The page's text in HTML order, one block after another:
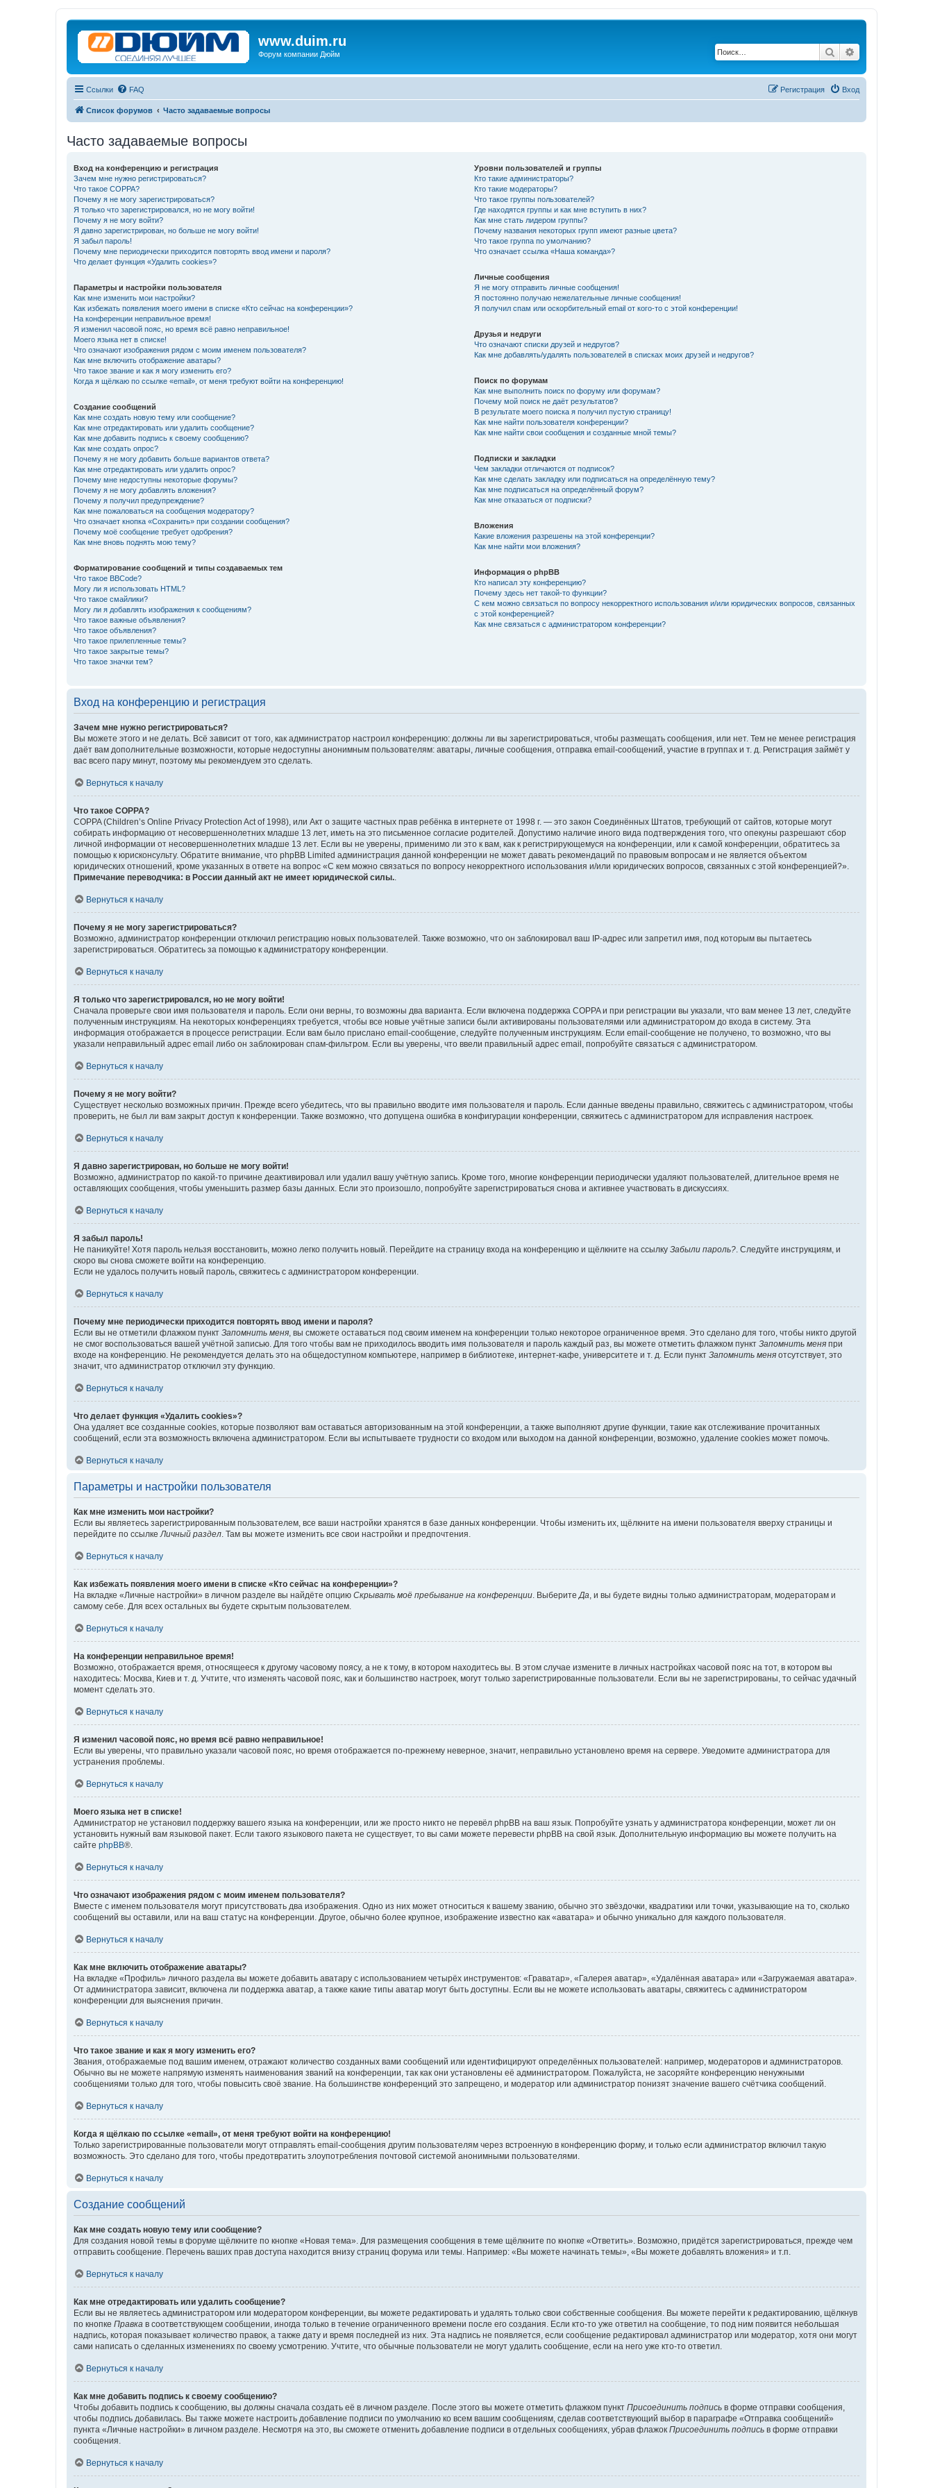
www.duim.ru
Форум компании Дюйм Поиск
Ссылки FAQ Вход
Регистрация
Список форумов Часто задаваемые вопросы
Часто задаваемые вопросы
Вход на конференцию и регистрация
Зачем мне нужно регистрироваться?
Что такое COPPA?
Почему я не могу зарегистрироваться?
Я только что зарегистрировался, но не могу войти!
Почему я не могу войти?
Я давно зарегистрирован, но больше не могу войти!
Я забыл пароль!
Почему мне периодически приходится повторять ввод имени и пароля?
Что делает функция «Удалить cookies»?
Параметры и настройки пользователя
Как мне изменить мои настройки?
Как избежать появления моего имени в списке «Кто сейчас на конференции»?
На конференции неправильное время!
Я изменил часовой пояс, но время всё равно неправильное!
Моего языка нет в списке!
Что означают изображения рядом с моим именем пользователя?
Как мне включить отображение аватары?
Что такое звание и как я могу изменить его?
Когда я щёлкаю по ссылке «email», от меня требуют войти на конференцию!
Создание сообщений
Как мне создать новую тему или сообщение?
Как мне отредактировать или удалить сообщение?
Как мне добавить подпись к своему сообщению?
Как мне создать опрос?
Почему я не могу добавить больше вариантов ответа?
Как мне отредактировать или удалить опрос?
Почему мне недоступны некоторые форумы?
Почему я не могу добавлять вложения?
Почему я получил предупреждение?
Как мне пожаловаться на сообщения модератору?
Что означает кнопка «Сохранить» при создании сообщения?
Почему моё сообщение требует одобрения?
Как мне вновь поднять мою тему?
Форматирование сообщений и типы создаваемых тем
Что такое BBCode?
Могу ли я использовать HTML?
Что такое смайлики?
Могу ли я добавлять изображения к сообщениям?
Что такое важные объявления?
Что такое объявления?
Что такое прилепленные темы?
Что такое закрытые темы?
Что такое значки тем?
Уровни пользователей и группы
Кто такие администраторы?
Кто такие модераторы?
Что такое группы пользователей?
Где находятся группы и как мне вступить в них?
Как мне стать лидером группы?
Почему названия некоторых групп имеют разные цвета?
Что такое группа по умолчанию?
Что означает ссылка «Наша команда»?
Личные сообщения
Я не могу отправить личные сообщения!
Я постоянно получаю нежелательные личные сообщения!
Я получил спам или оскорбительный email от кого-то с этой конференции!
Друзья и недруги
Что означают списки друзей и недругов?
Как мне добавлять/удалять пользователей в списках моих друзей и недругов?
Поиск по форумам
Как мне выполнить поиск по форуму или форумам?
Почему мой поиск не даёт результатов?
В результате моего поиска я получил пустую страницу!
Как мне найти пользователя конференции?
Как мне найти свои сообщения и созданные мной темы?
Подписки и закладки
Чем закладки отличаются от подписок?
Как мне сделать закладку или подписаться на определённую тему?
Как мне подписаться на определённый форум?
Как мне отказаться от подписки?
Вложения
Какие вложения разрешены на этой конференции?
Как мне найти мои вложения?
Информация о phpBB
Кто написал эту конференцию?
Почему здесь нет такой-то функции?
С кем можно связаться по вопросу некорректного использования и/или юридических вопросов, связанных
с этой конференцией?
Как мне связаться с администратором конференции?
Вход на конференцию и регистрация
Зачем мне нужно регистрироваться?
Вы можете этого и не делать. Всё зависит от того, как администратор настроил конференцию: должны ли вы зарегистрироваться, чтобы размещать сообщения, или нет. Тем не менее регистрация
даёт вам дополнительные возможности, которые недоступны анонимным пользователям: аватары, личные сообщения, отправка email-сообщений, участие в группах и т. д. Регистрация займёт у
вас всего пару минут, поэтому мы рекомендуем это сделать.
Вернуться к началу
Что такое COPPA?
COPPA (Children’s Online Privacy Protection Act of 1998), или Акт о защите частных прав ребёнка в интернете от 1998 г. — это закон Соединённых Штатов, требующий от сайтов, которые могут
собирать информацию от несовершеннолетних младше 13 лет, иметь на это письменное согласие родителей. Допустимо наличие иного вида подтверждения того, что опекуны разрешают сбор
личной информации от несовершеннолетних младше 13 лет. Если вы не уверены, применимо ли это к вам, как к регистрирующемуся на конференции, или к самой конференции, обратитесь за
помощью к юрисконсульту. Обратите внимание, что phpBB Limited администрация данной конференции не может давать рекомендаций по правовым вопросам и не является объектом
юридических отношений, кроме указанных в ответе на вопрос «С кем можно связаться по вопросу некорректного использования и/или юридических вопросов, связанных с этой конференцией?».
Примечание переводчика: в России данный акт не имеет юридической силы.
Вернуться к началу
Почему я не могу зарегистрироваться?
Возможно, администратор конференции отключил регистрацию новых пользователей. Также возможно, что он заблокировал ваш IP-адрес или запретил имя, под которым вы пытаетесь
зарегистрироваться. Обратитесь за помощью к администратору конференции.
Вернуться к началу
Я только что зарегистрировался, но не могу войти!
Сначала проверьте свои имя пользователя и пароль. Если они верны, то возможны два варианта. Если включена поддержка COPPA и при регистрации вы указали, что вам менее 13 лет, следуйте
полученным инструкциям. На некоторых конференциях требуется, чтобы все новые учётные записи были активированы пользователями или администратором до входа в систему. Эта
информация отображается в процессе регистрации. Если вам было прислано email-сообщение, следуйте полученным инструкциям. Если email-сообщение не получено, то возможно, что вы
указали неправильный адрес email либо он заблокирован спам-фильтром. Если вы уверены, что ввели правильный адрес email, попробуйте связаться с администратором.
Вернуться к началу
Почему я не могу войти?
Существует несколько возможных причин. Прежде всего убедитесь, что вы правильно вводите имя пользователя и пароль. Если данные введены правильно, свяжитесь с администратором, чтобы
проверить, не был ли вам закрыт доступ к конференции. Также возможно, что допущена ошибка в конфигурации конференции, свяжитесь с администратором для исправления настроек.
Вернуться к началу
Я давно зарегистрирован, но больше не могу войти!
Возможно, администратор по какой-то причине деактивировал или удалил вашу учётную запись. Кроме того, многие конференции периодически удаляют пользователей, длительное время не
оставляющих сообщения, чтобы уменьшить размер базы данных. Если это произошло, попробуйте зарегистрироваться снова и активнее участвовать в дискуссиях.
Вернуться к началу
Я забыл пароль!
Не паникуйте! Хотя пароль нельзя восстановить, можно легко получить новый. Перейдите на страницу входа на конференцию и щёлкните на ссылку Забыли пароль? . Следуйте инструкциям, и
скоро вы снова сможете войти на конференцию.
Если не удалось получить новый пароль, свяжитесь с администратором конференции.
Вернуться к началу
Почему мне периодически приходится повторять ввод имени и пароля?
Если вы не отметили флажком пункт Запомнить меня , вы сможете оставаться под своим именем на конференции только некоторое ограниченное время. Это сделано для того, чтобы никто другой
не смог воспользоваться вашей учётной записью. Для того чтобы вам не приходилось вводить имя пользователя и пароль каждый раз, вы можете отметить флажком пункт Запомнить меня при
входе на конференцию. Не рекомендуется делать это на общедоступном компьютере, например в библиотеке, интернет-кафе, университете и т. д. Если пункт Запомнить меня отсутствует, это
значит, что администратор отключил эту функцию.
Вернуться к началу
Что делает функция «Удалить cookies»?
Она удаляет все созданные cookies, которые позволяют вам оставаться авторизованным на этой конференции, а также выполняют другие функции, такие как отслеживание прочитанных
сообщений, если эта возможность включена администратором. Если вы испытываете трудности со входом или выходом на данной конференции, возможно, удаление cookies может помочь.
Вернуться к началу
Параметры и настройки пользователя
Как мне изменить мои настройки?
Если вы являетесь зарегистрированным пользователем, все ваши настройки хранятся в базе данных конференции. Чтобы изменить их, щёлкните на имени пользователя вверху страницы и
перейдите по ссылке Личный раздел . Там вы можете изменить все свои настройки и предпочтения.
Вернуться к началу
Как избежать появления моего имени в списке «Кто сейчас на конференции»?
На вкладке «Личные настройки» в личном разделе вы найдёте опцию Скрывать моё пребывание на конференции . Выберите Да , и вы будете видны только администраторам, модераторам и
самому себе. Для всех остальных вы будете скрытым пользователем.
Вернуться к началу
На конференции неправильное время!
Возможно, отображается время, относящееся к другому часовому поясу, а не к тому, в котором находитесь вы. В этом случае измените в личных настройках часовой пояс на тот, в котором вы
находитесь: Москва, Киев и т. д. Учтите, что изменять часовой пояс, как и большинство настроек, могут только зарегистрированные пользователи. Если вы не зарегистрированы, то сейчас удачный
момент сделать это.
Вернуться к началу
Я изменил часовой пояс, но время всё равно неправильное!
Если вы уверены, что правильно указали часовой пояс, но время отображается по-прежнему неверное, значит, неправильно установлено время на сервере. Уведомите администратора для
устранения проблемы.
Вернуться к началу
Моего языка нет в списке!
Администратор не установил поддержку вашего языка на конференции, или же просто никто не перевёл phpBB на ваш язык. Попробуйте узнать у администратора конференции, может ли он
установить нужный вам языковой пакет. Если такого языкового пакета не существует, то вы сами можете перевести phpBB на свой язык. Дополнительную информацию вы можете получить на
сайте phpBB®.
Вернуться к началу
Что означают изображения рядом с моим именем пользователя?
Вместе с именем пользователя могут присутствовать два изображения. Одно из них может относиться к вашему званию, обычно это звёздочки, квадратики или точки, указывающие на то, сколько
сообщений вы оставили, или на ваш статус на конференции. Другое, обычно более крупное, изображение известно как «аватара» и обычно уникально для каждого пользователя.
Вернуться к началу
Как мне включить отображение аватары?
На вкладке «Профиль» личного раздела вы можете добавить аватару с использованием четырёх инструментов: «Граватар», «Галерея аватар», «Удалённая аватара» или «Загружаемая аватара».
От администратора зависит, включена ли поддержка аватар, а также какие типы аватар могут быть доступны. Если вы не можете использовать аватары, свяжитесь с администратором
конференции для выяснения причин.
Вернуться к началу
Что такое звание и как я могу изменить его?
Звания, отображаемые под вашим именем, отражают количество созданных вами сообщений или идентифицируют определённых пользователей: например, модераторов и администраторов.
Обычно вы не можете напрямую изменять наименования званий на конференции, так как они установлены её администратором. Пожалуйста, не засоряйте конференцию ненужными
сообщениями только для того, чтобы повысить своё звание. На большинстве конференций это запрещено, и модератор или администратор понизят значение вашего счётчика сообщений.
Вернуться к началу
Когда я щёлкаю по ссылке «email», от меня требуют войти на конференцию!
Только зарегистрированные пользователи могут отправлять email-сообщения другим пользователям через встроенную в конференцию форму, и только если администратор включил такую
возможность. Это сделано для того, чтобы предотвратить злоупотребления почтовой системой анонимными пользователями.
Вернуться к началу
Создание сообщений
Как мне создать новую тему или сообщение?
Для создания новой темы в форуме щёлкните по кнопке «Новая тема». Для размещения сообщения в теме щёлкните по кнопке «Ответить». Возможно, придётся зарегистрироваться, прежде чем
отправить сообщение. Перечень ваших прав доступа находится внизу страниц форума или темы. Например: «Вы можете начинать темы», «Вы можете добавлять вложения» и т.п.
Вернуться к началу
Как мне отредактировать или удалить сообщение?
Если вы не являетесь администратором или модератором конференции, вы можете редактировать и удалять только свои собственные сообщения. Вы можете перейти к редактированию, щёлкнув
по кнопке Правка в соответствующем сообщении, иногда только в течение ограниченного времени после его создания. Если кто-то уже ответил на сообщение, то под ним появится небольшая
надпись, которая показывает количество правок, а также дату и время последней из них. Эта надпись не появляется, если сообщение редактировал администратор или модератор, хотя они могут
сами написать о сделанных изменениях по своему усмотрению. Учтите, что обычные пользователи не могут удалить сообщение, если на него уже кто-то ответил.
Вернуться к началу
Как мне добавить подпись к своему сообщению?
Чтобы добавить подпись к сообщению, вы должны сначала создать её в личном разделе. После этого вы можете отметить флажком пункт Присоединить подпись в форме отправки сообщения,
чтобы подпись добавилась. Вы также можете настроить добавление подписи по умолчанию ко всем вашим сообщениям, сделав соответствующий выбор в параграфе «Отправка сообщений»
пункта «Личные настройки» в личном разделе. Несмотря на это, вы сможете отменить добавление подписи в отдельных сообщениях, убрав флажок Присоединить подпись в форме отправки
сообщения.
Вернуться к началу